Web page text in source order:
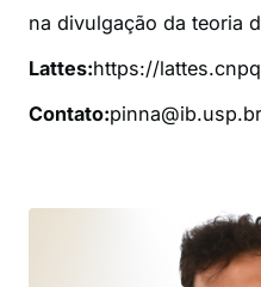
na divulgação da teoria
Lattes:https://
Contato:pinna@ib.usp.br